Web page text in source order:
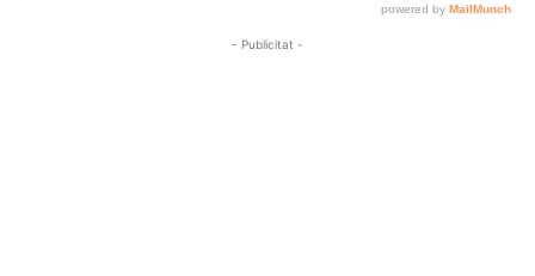
- Publicitat -